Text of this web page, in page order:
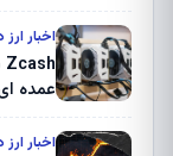
اخبار ارز
عمده
اخبار ارز